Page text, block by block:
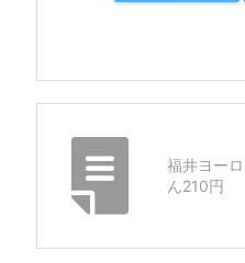
福井ヨー
ん210円